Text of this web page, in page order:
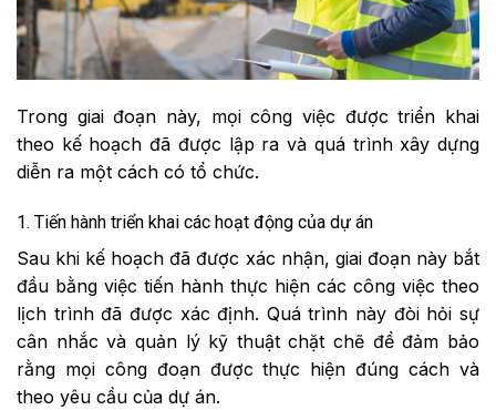
Trong giai đoạn này, mọi công việc được triển khai
theo kế hoạch đã được lập ra và quá trình xây dựng
diễn ra một cách có tổ chức.
1. Tiến hành triển khai các hoạt động của dự án
Sau khi kế hoạch đã được xác nhận, giai đoạn này bắt
đầu bằng việc tiến hành thực hiện các công việc theo
lịch trình đã được xác định. Quá trình này đòi hỏi sự
cân nhắc và quản lý kỹ thuật chặt chẽ để đảm bảo
rằng mọi công đoạn được thực hiện đúng cách và
theo yêu cầu của dự án.